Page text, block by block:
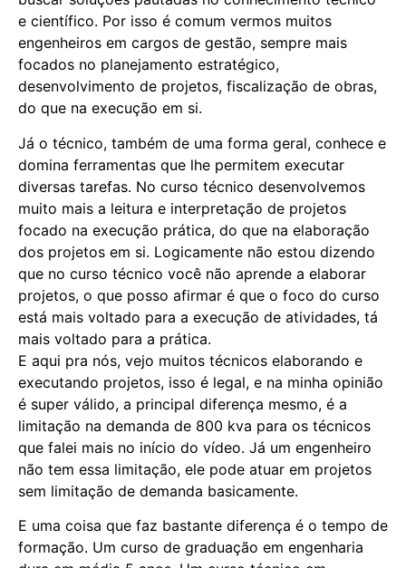
e científico. Por isso é comum vermos muitos
engenheiros em cargos de gestão, sempre mais
focados no planejamento estratégico,
desenvolvimento de projetos, fiscalização de obras,
do que na execução em si.
Já o técnico, também de uma forma geral, conhece e
domina ferramentas que lhe permitem executar
diversas tarefas. No curso técnico desenvolvemos
muito mais a leitura e interpretação de projetos
focado na execução prática, do que na elaboração
dos projetos em si. Logicamente não estou dizendo
que no curso técnico você não aprende a elaborar
projetos, o que posso afirmar é que o foco do curso
está mais voltado para a execução de atividades, tá
mais voltado para a prática.
E aqui pra nós, vejo muitos técnicos elaborando e
executando projetos, isso é legal, e na minha opinião
é super válido, a principal diferença mesmo, é a
limitação na demanda de 800 kva para os técnicos
que falei mais no início do vídeo. Já um engenheiro
não tem essa limitação, ele pode atuar em projetos
sem limitação de demanda basicamente.
E uma coisa que faz bastante diferença é o tempo de
formação. Um curso de graduação em engenharia